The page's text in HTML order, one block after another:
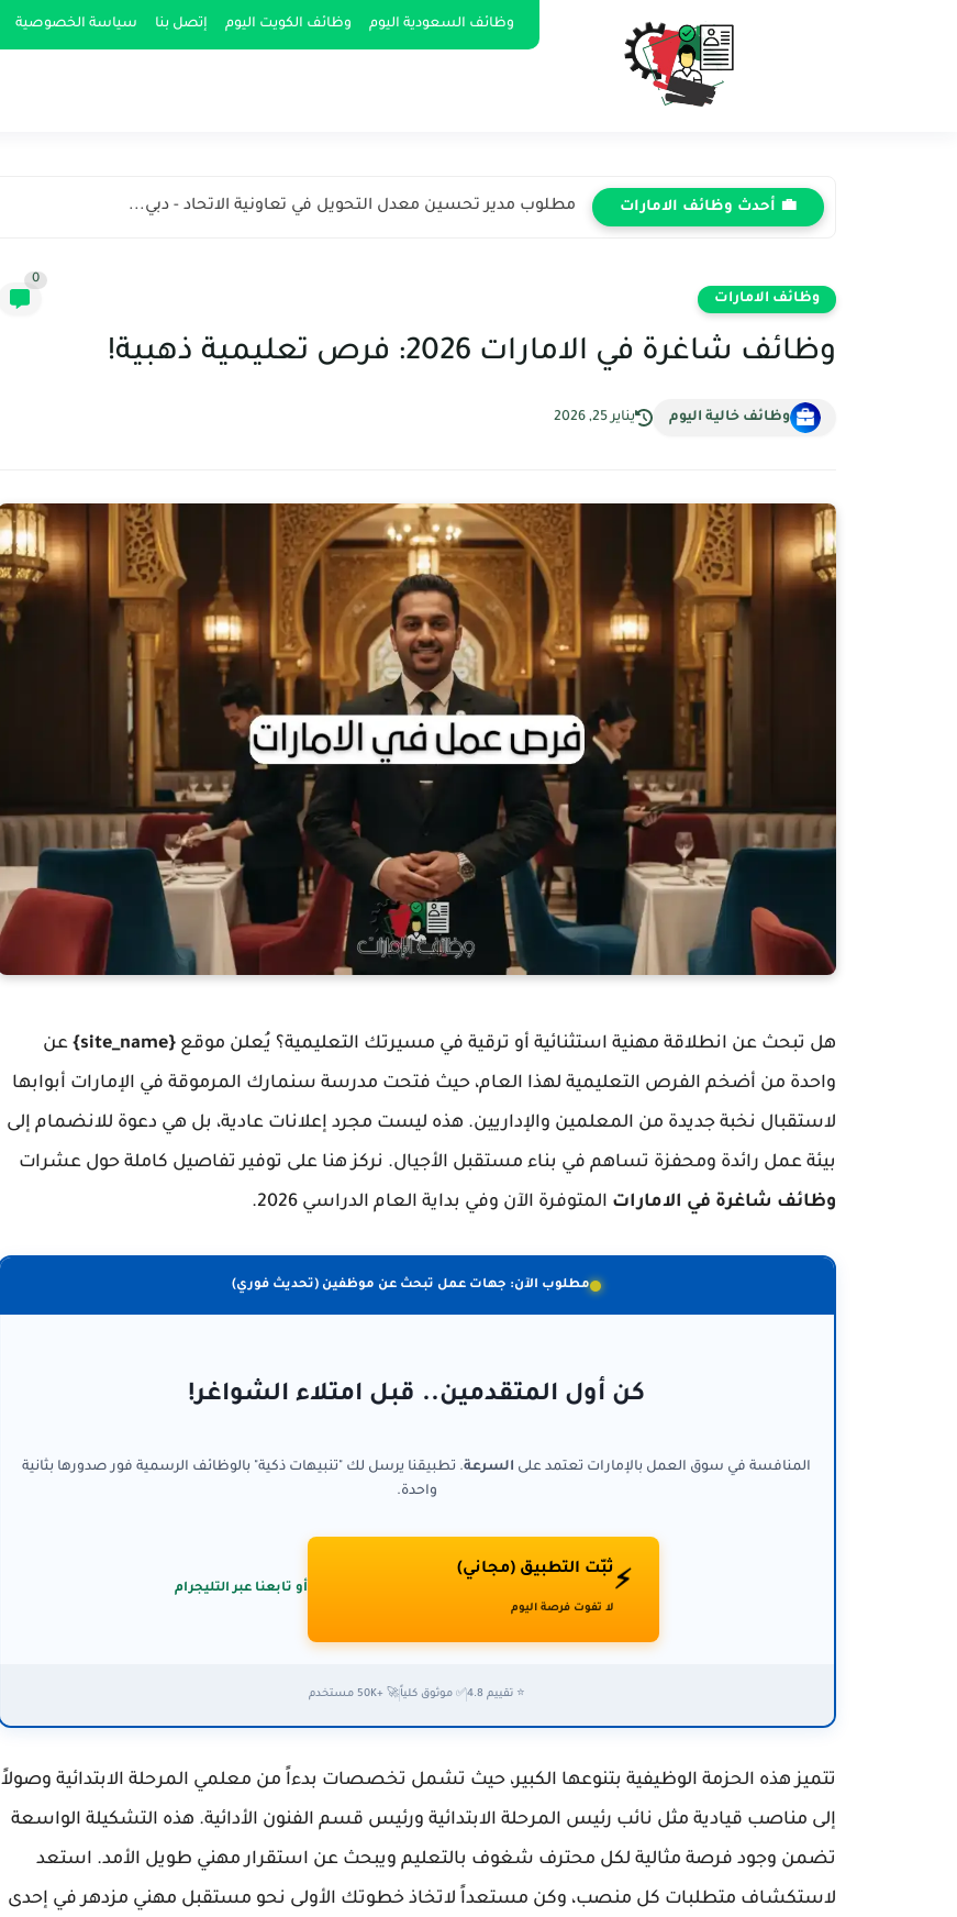
وظائف السعودية اليوم وظائف الكويت اليوم إتصل بنا سياسة الخصوصية
💼 أحدث وظائف الامارات مطلوب مدير تحسين معدل التحويل في تعاونية الاتحاد - دبي...
وظائف الامارات
0
وظائف شاغرة في الامارات 2026: فرص تعليمية ذهبية!
وظائف خالية اليوم يناير 25, 2026
هل تبحث عن انطلاقة مهنية استثنائية أو ترقية في مسيرتك التعليمية؟ يُعلن موقع{site_name}
عن
واحدة من أضخم الفرص التعليمية لهذا العام، حيث فتحت مدرسة سنمارك المرموقة في الإمارات أبوابها
لاستقبال نخبة جديدة من المعلمين والإداريين. هذه ليست مجرد إعلانات عادية، بل هي دعوة للانضمام إلى
بيئة عمل رائدة ومحفزة تساهم في بناء مستقبل الأجيال. نركز هنا على توفير تفاصيل كاملة حول عشرات
وظائف شاغرة في الامارات المتوفرة الآن وفي بداية العام الدراسي 2026.
مطلوب الآن: جهات عمل تبحث عن موظفين (تحديث فوري)
كن أول المتقدمين.. قبل امتلاء الشواغر!
المنافسة في سوق العمل بالإمارات تعتمد على السرعة. تطبيقنا يرسل لك "تنبيهات ذكية" بالوظائف الرسمية فور صدورها بثانية
واحدة.
⚡
ثبّت التطبيق (مجاني)
لا تفوت فرصة اليوم
أو تابعنا عبر التليجرام
⭐ تقييم 4.8 ✅ موثوق كلياً 🚀 +50K مستخدم
تتميز هذه الحزمة الوظيفية بتنوعها الكبير، حيث تشمل تخصصات بدءاً من معلمي المرحلة الابتدائية وصولاً
إلى مناصب قيادية مثل نائب رئيس المرحلة الابتدائية ورئيس قسم الفنون الأدائية. هذه التشكيلة الواسعة
تضمن وجود فرصة مثالية لكل محترف شغوف بالتعليم ويبحث عن استقرار مهني طويل الأمد. استعد
لاستكشاف متطلبات كل منصب، وكن مستعداً لاتخاذ خطوتك الأولى نحو مستقبل مهني مزدهر في إحدى